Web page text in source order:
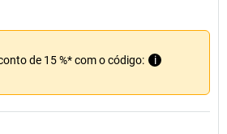
de 15 %* com o código:
i